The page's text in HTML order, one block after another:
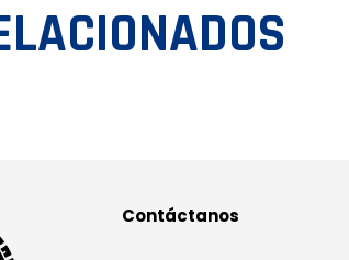
Contáctanos